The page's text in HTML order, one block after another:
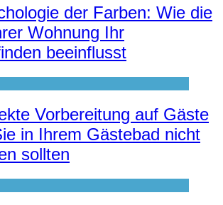
der Farben: Wie die
Wohnung Ihr
beeinflusst
Vorbereitung auf Gäste
in Ihrem Gästebad nicht
sollten